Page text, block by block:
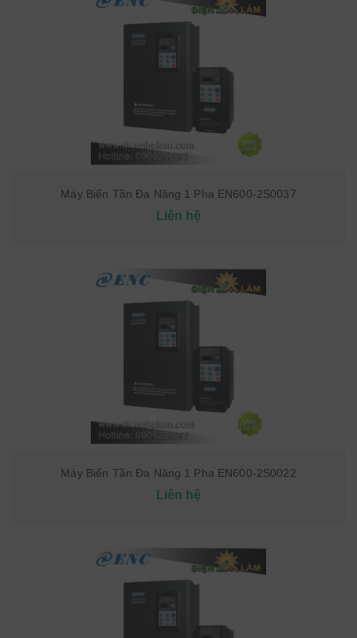
Máy Biến Tần Đa Năng 1 Pha EN600-2S0037
Liên hệ
Máy Biến Tần Đa Năng 1 Pha EN600-2S0022
Liên hệ